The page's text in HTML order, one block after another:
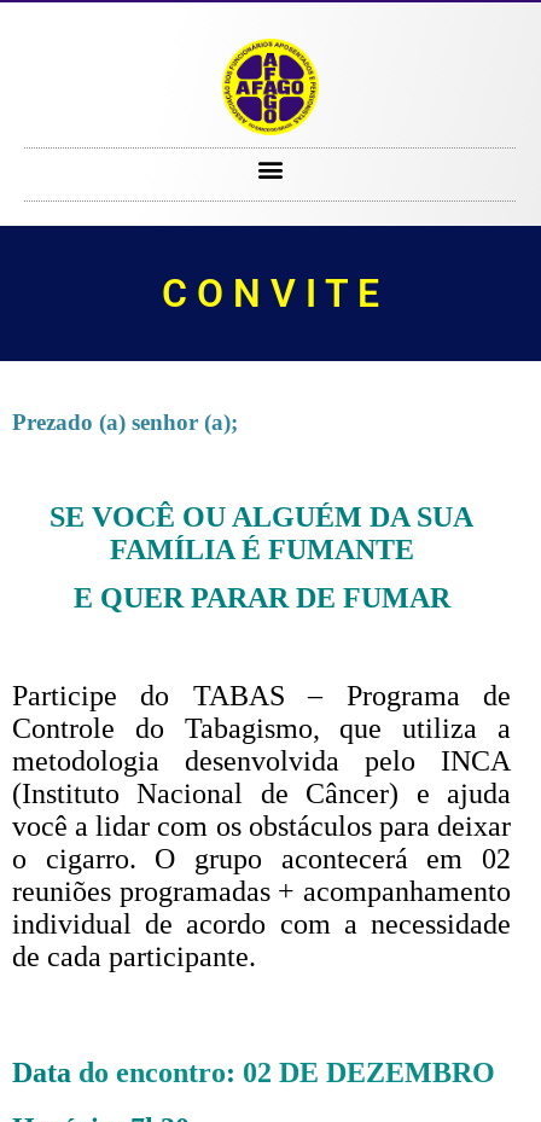
C O N V I T E
Prezado (a) senhor (a);
SE VOCÊ OU ALGUÉM DA SUA
FAMÍLIA É FUMANTE
E QUER PARAR DE FUMAR
Participe do TABAS – Programa de
Controle do Tabagismo, que utiliza a
metodologia desenvolvida pelo INCA
(Instituto Nacional de Câncer) e ajuda
você a lidar com os obstáculos para deixar
o cigarro. O grupo acontecerá em 02
reuniões programadas + acompanhamento
individual de acordo com a necessidade
de cada participante.
Data do encontro: 02 DE DEZEMBRO